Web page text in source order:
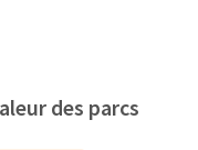
des parcs